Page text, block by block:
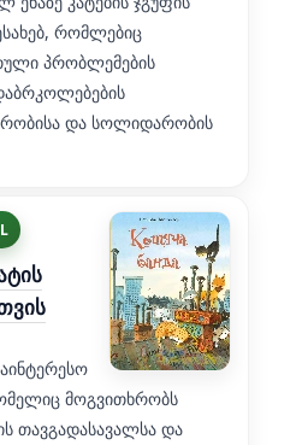
რომლებიც
პრობლემების
და სოლიდარობის
მოგვითხრობს
თავგადასავალსა და